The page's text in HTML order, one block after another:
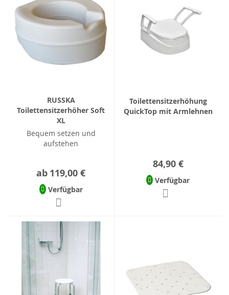
RUSSKA
Toilettensitzerhöher Soft
XL
Bequem setzen und
aufstehen
ab 119,00 €
Verfügbar
Toilettensitzerhöhung
QuickTop mit Armlehnen
84,90 €
Verfügbar